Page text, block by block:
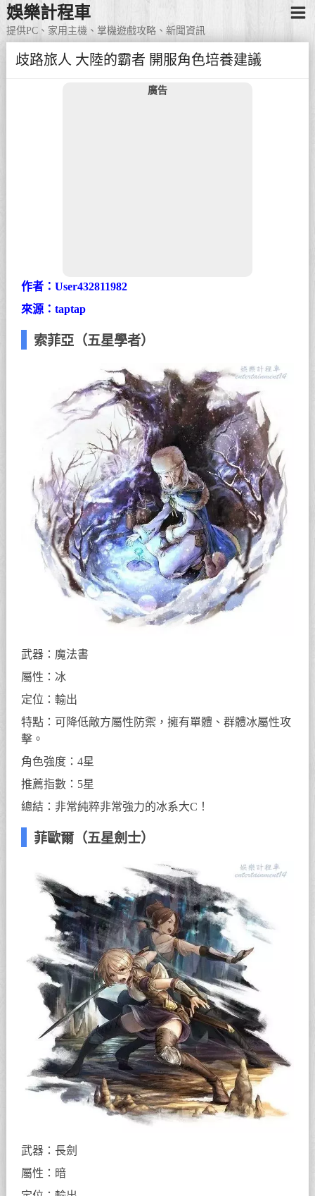
娛樂計程車
提供PC、家用主機、掌機遊戲攻略、新聞資訊
歧路旅人 大陸的霸者 開服角色培養建議
廣告
作者：User432811982
來源：taptap
索菲亞（五星學者）
武器：魔法書
屬性：冰
定位：輸出
特點：可降低敵方屬性防禦，擁有單體、群體冰屬性攻
擊。
角色強度：4星
推薦指數：5星
總結：非常純粹非常強力的冰系大C！
菲歐爾（五星劍士）
武器：長劍
屬性：暗